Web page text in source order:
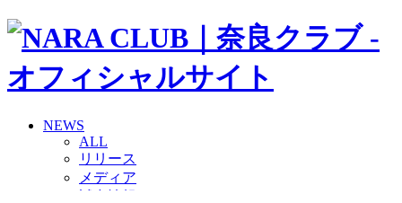
NEWS
ALL
リリース
メディア